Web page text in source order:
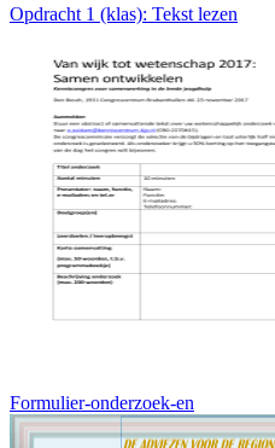
Opdracht 1 (klas): Tekst lezen
Formulier-onderzoek-en